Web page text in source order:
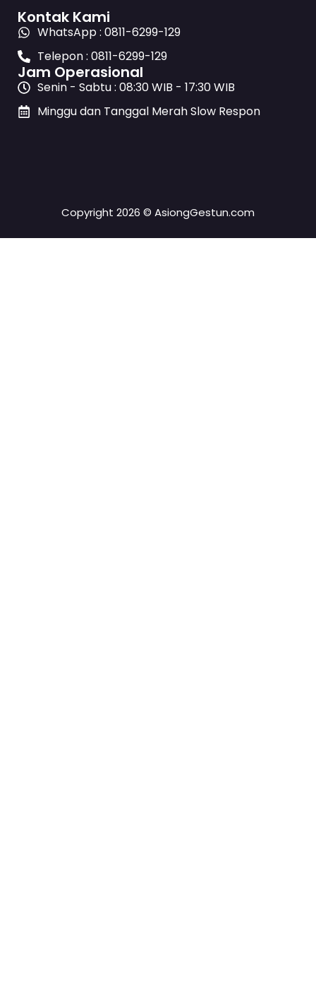
Kontak Kami
WhatsApp : 0811-6299-129
Telepon : 0811-6299-129
Jam Operasional
Senin - Sabtu : 08:30 WIB - 17:30 WIB
Minggu dan Tanggal Merah Slow Respon
Copyright 2026 © AsiongGestun.com